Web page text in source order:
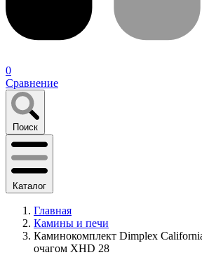
0
Сравнение
Поиск
Каталог
Главная
Камины и печи
Каминокомплект Dimplex
очагом XHD 28